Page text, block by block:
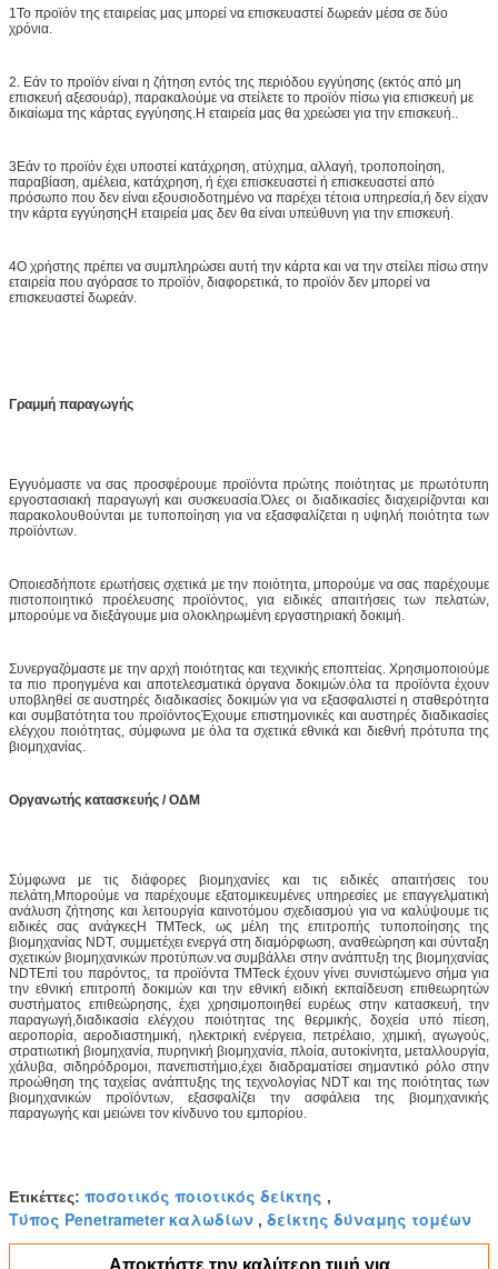
1Το προϊόν της εταιρείας μας μπορεί να επισκευαστεί δωρεάν μέσα σε δύο
χρόνια.
2. Εάν το προϊόν είναι η ζήτηση εντός της περιόδου εγγύησης (εκτός από μη
επισκευή αξεσουάρ), παρακαλούμε να στείλετε το προϊόν πίσω για επισκευή με
δικαίωμα της κάρτας εγγύησης.Η εταιρεία μας θα χρεώσει για την επισκευή..
3Εάν το προϊόν έχει υποστεί κατάχρηση, ατύχημα, αλλαγή, τροποποίηση,
παραβίαση, αμέλεια, κατάχρηση, ή έχει επισκευαστεί ή επισκευαστεί από
πρόσωπο που δεν είναι εξουσιοδοτημένο να παρέχει τέτοια υπηρεσία,ή δεν είχαν
την κάρτα εγγύησηςΗ εταιρεία μας δεν θα είναι υπεύθυνη για την επισκευή.
4Ο χρήστης πρέπει να συμπληρώσει αυτή την κάρτα και να την στείλει πίσω στην
εταιρεία που αγόρασε το προϊόν, διαφορετικά, το προϊόν δεν μπορεί να
επισκευαστεί δωρεάν.
Γραμμή παραγωγής
Εγγυόμαστε να σας προσφέρουμε προϊόντα πρώτης ποιότητας με πρωτότυπη
εργοστασιακή παραγωγή και συσκευασία.Όλες οι διαδικασίες διαχειρίζονται και
παρακολουθούνται με τυποποίηση για να εξασφαλίζεται η υψηλή ποιότητα των
προϊόντων.
Οποιεσδήποτε ερωτήσεις σχετικά με την ποιότητα, μπορούμε να σας παρέχουμε
πιστοποιητικό προέλευσης προϊόντος, για ειδικές απαιτήσεις των πελατών,
μπορούμε να διεξάγουμε μια ολοκληρωμένη εργαστηριακή δοκιμή.
Συνεργαζόμαστε με την αρχή ποιότητας και τεχνικής εποπτείας. Χρησιμοποιούμε
τα πιο προηγμένα και αποτελεσματικά όργανα δοκιμών.όλα τα προϊόντα έχουν
υποβληθεί σε αυστηρές διαδικασίες δοκιμών για να εξασφαλιστεί η σταθερότητα
και συμβατότητα του προϊόντοςΈχουμε επιστημονικές και αυστηρές διαδικασίες
ελέγχου ποιότητας, σύμφωνα με όλα τα σχετικά εθνικά και διεθνή πρότυπα της
βιομηχανίας.
Οργανωτής κατασκευής / ΟΔΜ
Σύμφωνα με τις διάφορες βιομηχανίες και τις ειδικές απαιτήσεις του
πελάτη,Μπορούμε να παρέχουμε εξατομικευμένες υπηρεσίες με επαγγελματική
ανάλυση ζήτησης και λειτουργία καινοτόμου σχεδιασμού για να καλύψουμε τις
ειδικές σας ανάγκεςΗ TMTeck, ως μέλη της επιτροπής τυποποίησης της
βιομηχανίας NDT, συμμετέχει ενεργά στη διαμόρφωση, αναθεώρηση και σύνταξη
σχετικών βιομηχανικών προτύπων.να συμβάλλει στην ανάπτυξη της βιομηχανίας
NDTΕπί του παρόντος, τα προϊόντα TMTeck έχουν γίνει συνιστώμενο σήμα για
την εθνική επιτροπή δοκιμών και την εθνική ειδική εκπαίδευση επιθεωρητών
συστήματος επιθεώρησης, έχει χρησιμοποιηθεί ευρέως στην κατασκευή, την
παραγωγή,διαδικασία ελέγχου ποιότητας της θερμικής, δοχεία υπό πίεση,
αεροπορία, αεροδιαστημική, ηλεκτρική ενέργεια, πετρέλαιο, χημική, αγωγούς,
στρατιωτική βιομηχανία, πυρηνική βιομηχανία, πλοία, αυτοκίνητα, μεταλλουργία,
χάλυβα, σιδηρόδρομοι, πανεπιστήμιο,έχει διαδραματίσει σημαντικό ρόλο στην
προώθηση της ταχείας ανάπτυξης της τεχνολογίας NDT και της ποιότητας των
βιομηχανικών προϊόντων, εξασφαλίζει την ασφάλεια της βιομηχανικής
παραγωγής και μειώνει τον κίνδυνο του εμπορίου.
Ετικέττες: ποσοτικός ποιοτικός δείκτης ,
Τύπος Penetrameter καλωδίων , δείκτης δύναμης τομέων
Αποκτήστε την καλύτερη τιμή για